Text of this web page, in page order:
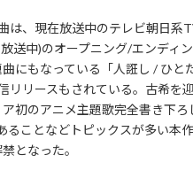
は、現在放送中のテレビ朝日系
送中)のオープニング/エンディン
にもなっている「人誑し / ひと
リリースもされている。古希を
初のアニメ主題歌完全書き下ろ
ることなどトピックスが多い本
となった。